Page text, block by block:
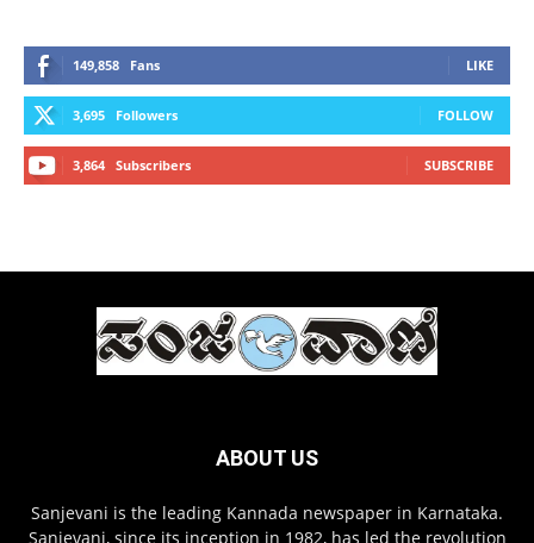
149,858 Fans LIKE
3,695 Followers FOLLOW
3,864 Subscribers SUBSCRIBE
ABOUT US
Sanjevani is the leading Kannada newspaper in Karnataka.
Sanjevani, since its inception in 1982, has led the revolution